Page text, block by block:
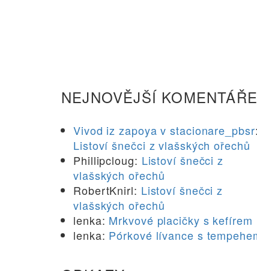
NEJNOVĚJŠÍ KOMENTÁŘE
Vivod iz zapoya v stacionare_pbsr:
Listoví šnečci z vlašských ořechů
Phillipcloug: Listoví šnečci z
vlašských ořechů
RobertKnirl: Listoví šnečci z
vlašských ořechů
lenka: Mrkvové placičky s kefírem
lenka: Pórkové lívance s